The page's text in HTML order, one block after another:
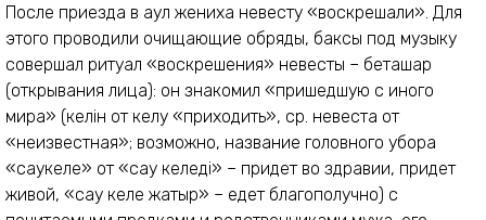
После приезда в аул жениха невесту «воскрешали». Для
этого проводили очищающие обряды, баксы под музыку
совершал ритуал «воскрешения» невесты – беташар
(открывания лица): он знакомил «пришедшую с иного
мира» (келін от келу «приходить», ср. невеста от
«неизвестная»; возможно, название головного убора
«саукеле» от «сау келеді» – придет во здравии, придет
живой, «сау келе жатыр» – едет благополучно) с